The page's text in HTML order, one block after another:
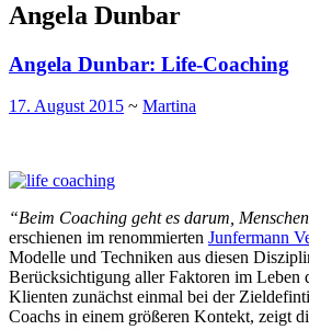
Angela Dunbar
Angela Dunbar: Life-Coaching
17. August 2015 ~ Martina
“Beim Coaching geht es darum,
erschienen im renommierten Junfermann
Modelle und Techniken aus diesen
Berücksichtigung aller Faktoren im Leben
Klienten zunächst einmal bei der
Coachs in einem größeren Kontekt, zeigt